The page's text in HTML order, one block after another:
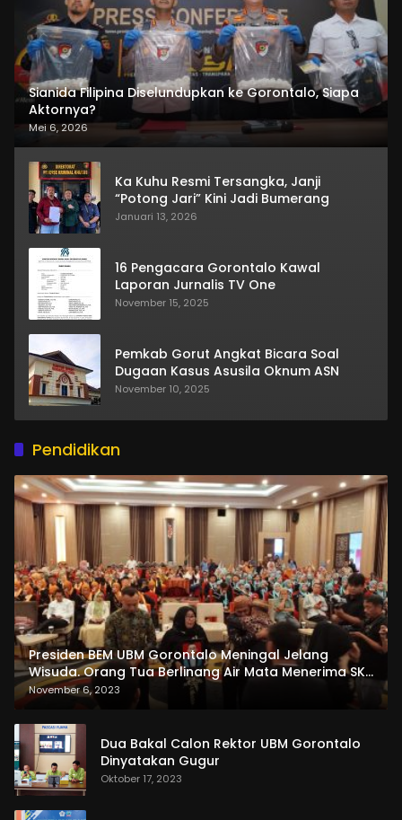
Sianida Filipina Diselundupkan ke Gorontalo, Siapa
Aktornya?
Mei 6, 2026
Ka Kuhu Resmi Tersangka, Janji
“Potong Jari” Kini Jadi Bumerang
Januari 13, 2026
16 Pengacara Gorontalo Kawal
Laporan Jurnalis TV One
November 15, 2025
Pemkab Gorut Angkat Bicara Soal
Dugaan Kasus Asusila Oknum ASN
November 10, 2025
Pendidikan
Presiden BEM UBM Gorontalo Meningal Jelang
Wisuda. Orang Tua Berlinang Air Mata Menerima SKL
dan Pemasangan Salempang
November 6, 2023
Dua Bakal Calon Rektor UBM Gorontalo
Dinyatakan Gugur
Oktober 17, 2023